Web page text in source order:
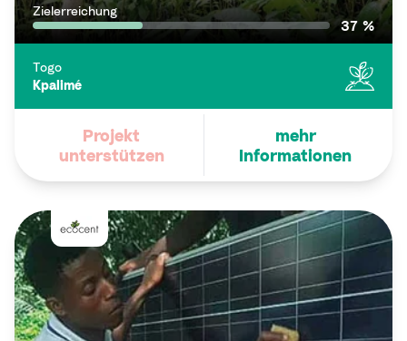
Zielerreichung
37 %
Togo
Kpalimé
Projekt
unterstützen
mehr
Informationen